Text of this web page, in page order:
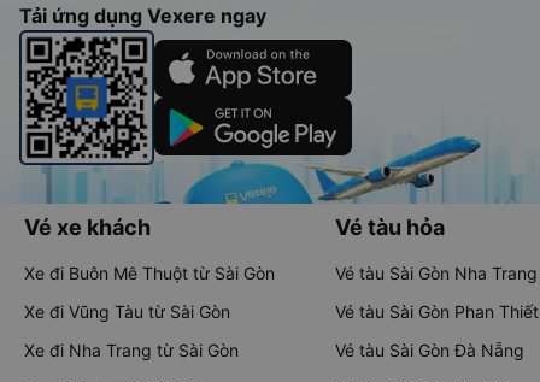
Tải ứng dụng Vexere ngay
Vé xe khách
Xe đi Buôn Mê Thuột từ Sài Gòn
Xe đi Vũng Tàu từ Sài Gòn
Xe đi Nha Trang từ Sài Gòn
Vé tàu hỏa
Vé tàu Sài Gòn Nha Trang
Vé tàu Sài Gòn Phan Thiết
Vé tàu Sài Gòn Đà Nẵng